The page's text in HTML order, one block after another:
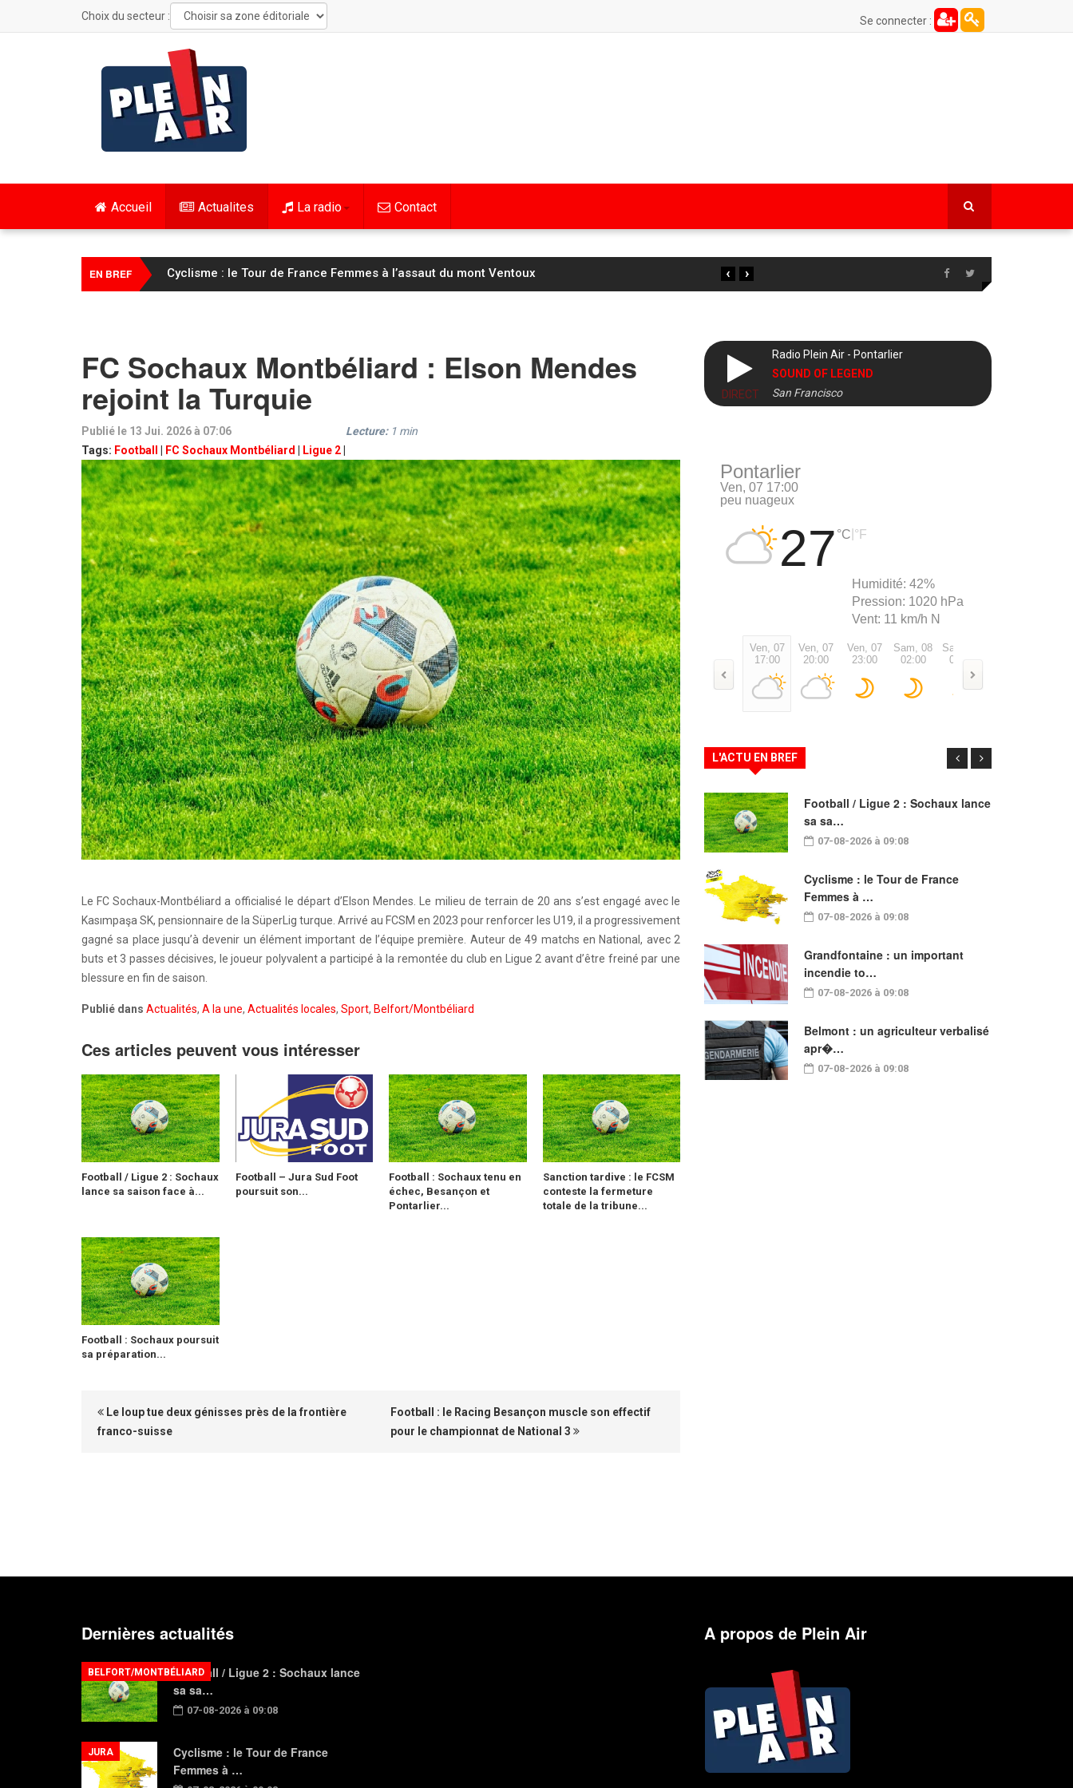
Choix du secteur : Se connecter :
Accueil Actualites La radio Contact
EN BREF Cyclisme : le Tour de France Femmes à l’assaut du mont Ventoux ›
‹
FC Sochaux Montbéliard : Elson Mendes
rejoint la Turquie
Publié le 13 Jui. 2026 à 07:06
Tags: Football FC Sochaux Montbéliard Ligue 2
Lecture: 1 min
Le FC Sochaux-Montbéliard a officialisé le départ d’Elson Mendes. Le milieu de terrain de 20 ans s’est engagé avec le
Kasımpaşa SK, pensionnaire de la SüperLig turque. Arrivé au FCSM en 2023 pour renforcer les U19, il a progressivement
gagné sa place jusqu’à devenir un élément important de l’équipe première. Auteur de 49 matchs en National, avec 2
buts et 3 passes décisives, le joueur polyvalent a participé à la remontée du club en Ligue 2 avant d’être freiné par une
blessure en fin de saison.
Publié dans Actualités, A la une, Actualités locales, Sport, Belfort/Montbéliard
Ces articles peuvent vous intéresser
Football / Ligue 2 : Sochaux
lance sa saison face à...
Football – Jura Sud Foot
poursuit son...
Football : Sochaux tenu en
échec, Besançon et
Pontarlier...
Sanction tardive : le FCSM
conteste la fermeture
totale de la tribune...
Football : Sochaux poursuit
sa préparation...
Le loup tue deux génisses près de la frontière
franco-suisse
Football : le Racing Besançon muscle son effectif
pour le championnat de National 3
DIRECT
Radio Plein Air - Pontarlier
SOUND OF LEGEND
San Francisco
Pontarlier
Ven, 07 17:00
peu nuageux
27 °C °F
Humidité: 42%
Pression: 1020 hPa
Vent: 11 km/h N
Ven, 07
17:00
Ven, 07
20:00
Ven, 07
23:00
Sam, 08
02:00
Sam, 08
05:00
L'ACTU EN BREF
Football / Ligue 2 : Sochaux lance
sa sa…
07-08-2026 à 09:08
Cyclisme : le Tour de France
Femmes à …
07-08-2026 à 09:08
Grandfontaine : un important
incendie to…
07-08-2026 à 09:08
Belmont : un agriculteur verbalisé
apr�…
07-08-2026 à 09:08
Dernières actualités
Football / Ligue 2 : Sochaux lance
sa sa…
07-08-2026 à 09:08
BELFORT/MONTBÉLIARD
Cyclisme : le Tour de France
Femmes à …
JURA
A propos de Plein Air